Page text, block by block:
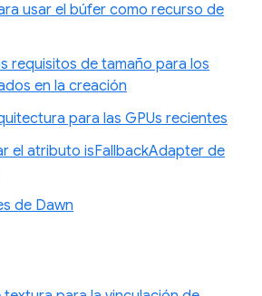
usar el búfer como recurso de
requisitos de tamaño para los
en la creación
para las GPUs recientes
el atributo isFallbackAdapter de
de Dawn